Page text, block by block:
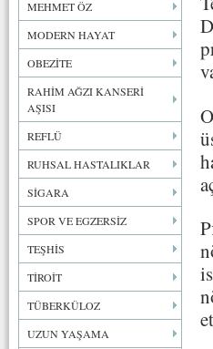
MEHMET ÖZ
MODERN HAYAT
OBEZİTE
RAHİM AĞZI KANSERİ
AŞISI
REFLÜ
RUHSAL HASTALIKLAR
SİGARA
SPOR VE EGZERSİZ
TEŞHİS
TİROİT
TÜBERKÜLOZ
UZUN YAŞAMA